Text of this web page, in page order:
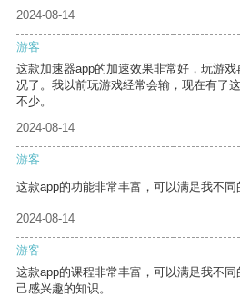
2024-08-14
游客
这款加速器app的加速效果非常好，玩游
况了。我以前玩游戏经常会输，现在有了
不少。
2024-08-14
游客
这款app的功能非常丰富，可以满足我不同
2024-08-14
游客
这款app的课程非常丰富，可以满足我不
己感兴趣的知识。